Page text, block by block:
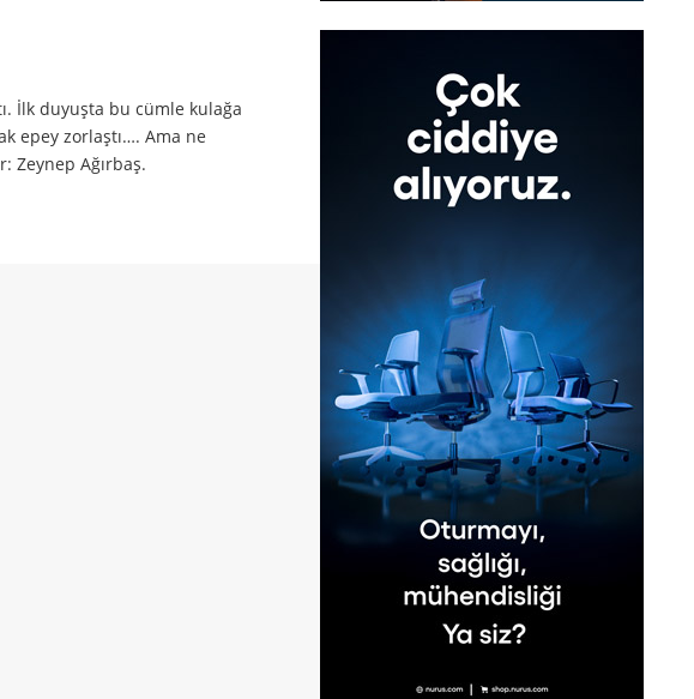
İlk duyuşta bu cümle kulağa
epey zorlaştı…. Ama ne
Zeynep Ağırbaş.